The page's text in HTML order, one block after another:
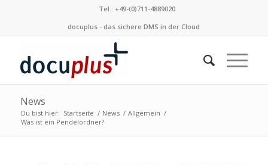
Tel.: +49-(0)711-4889020
docuplus - das sichere DMS in der Cloud
News
Du bist hier: Startseite / News / Allgemein /
Was ist ein Pendelordner?